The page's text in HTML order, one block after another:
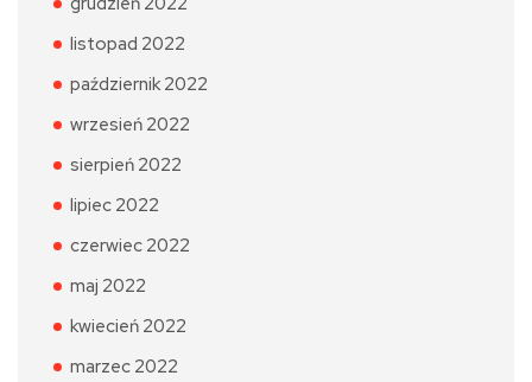
listopad 2022
październik 2022
wrzesień 2022
sierpień 2022
lipiec 2022
czerwiec 2022
maj 2022
kwiecień 2022
marzec 2022